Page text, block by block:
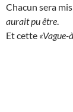
Chacun sera
aurait pu être
Et cette «Vague-